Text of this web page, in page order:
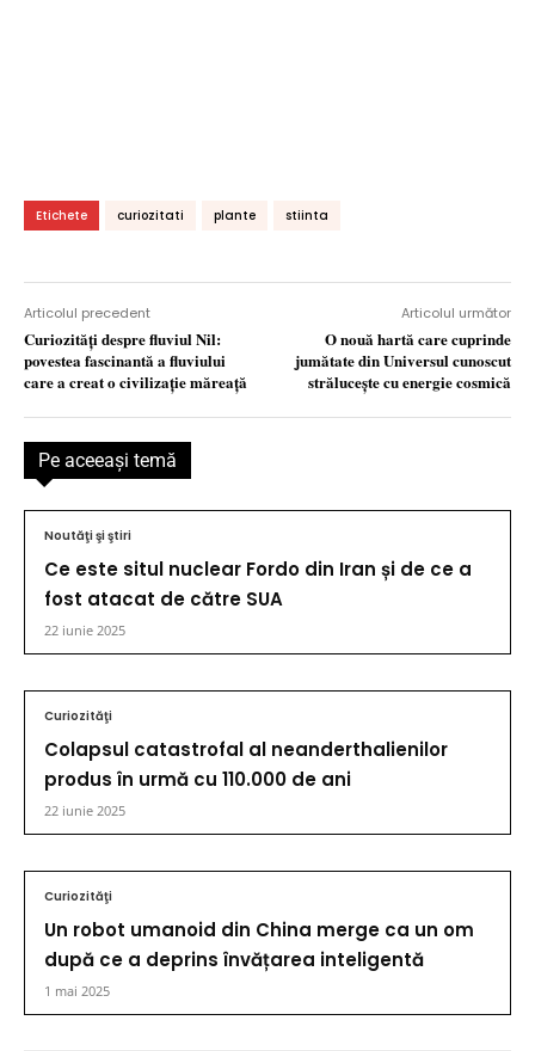
Etichete curiozitati plante stiinta
Articolul precedent
Curiozităţi despre fluviul Nil:
povestea fascinantă a fluviului
care a creat o civilizaţie măreaţă
Articolul următor
O nouă hartă care cuprinde
jumătate din Universul cunoscut
strălucește cu energie cosmică
Pe aceeaşi temă
Noutăţi şi ştiri
Ce este situl nuclear Fordo din Iran și de ce a
fost atacat de către SUA
22 iunie 2025
Curiozităţi
Colapsul catastrofal al neanderthalienilor
produs în urmă cu 110.000 de ani
22 iunie 2025
Curiozităţi
Un robot umanoid din China merge ca un om
după ce a deprins învățarea inteligentă
1 mai 2025